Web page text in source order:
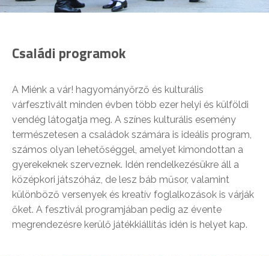
Családi programok
A Miénk a vár! hagyományőrző és kulturális
várfesztivált minden évben több ezer helyi és külföldi
vendég látogatja meg. A színes kulturális esemény
természetesen a családok számára is ideális program,
számos olyan lehetőséggel, amelyet kimondottan a
gyerekeknek szerveznek. Idén rendelkezésükre áll a
középkori játszóház, de lesz báb műsor, valamint
különböző versenyek és kreatív foglalkozások is várják
őket. A fesztivál programjában pedig az évente
megrendezésre kerülő játékkiállítás idén is helyet kap.